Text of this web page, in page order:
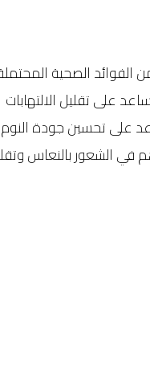
الفوائد الصحية
على تقليل الالتهابات
على تحسين جودة
في الشعور بالنعاس